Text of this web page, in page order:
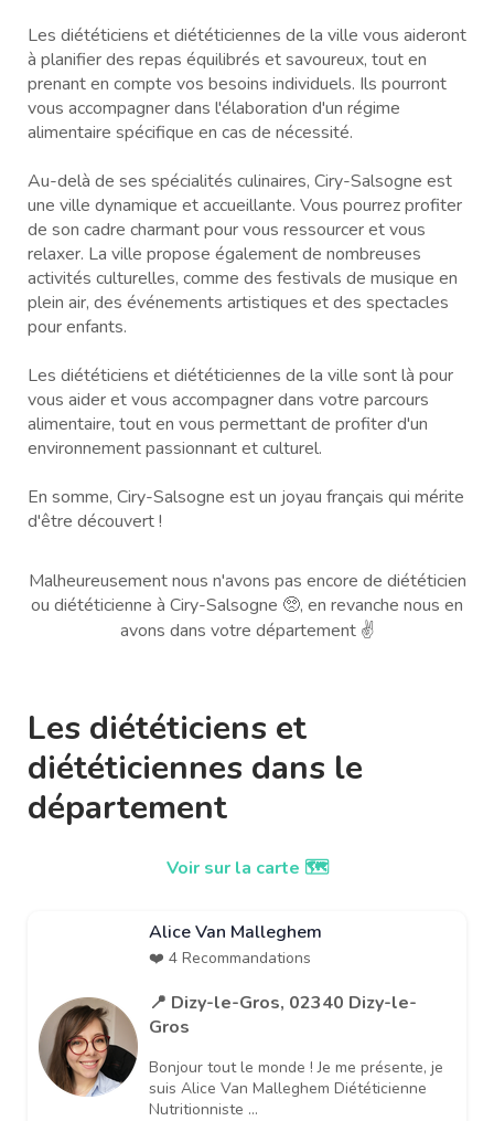
Les diététiciens et diététiciennes de la ville vous aideront
à planifier des repas équilibrés et savoureux, tout en
prenant en compte vos besoins individuels. Ils pourront
vous accompagner dans l'élaboration d'un régime
alimentaire spécifique en cas de nécessité.
Au-delà de ses spécialités culinaires, Ciry-Salsogne est
une ville dynamique et accueillante. Vous pourrez profiter
de son cadre charmant pour vous ressourcer et vous
relaxer. La ville propose également de nombreuses
activités culturelles, comme des festivals de musique en
plein air, des événements artistiques et des spectacles
pour enfants.
Les diététiciens et diététiciennes de la ville sont là pour
vous aider et vous accompagner dans votre parcours
alimentaire, tout en vous permettant de profiter d'un
environnement passionnant et culturel.
En somme, Ciry-Salsogne est un joyau français qui mérite
d'être découvert !
Malheureusement nous n'avons pas encore de diététicien
ou diététicienne à Ciry-Salsogne 🥺, en revanche nous en
avons dans votre département ✌️
Les diététiciens et
diététiciennes dans le
département
Voir sur la carte 🗺️
Alice Van Malleghem
❤️ 4 Recommandations
📍 Dizy-le-Gros, 02340 Dizy-le-
Gros
Bonjour tout le monde ! Je me présente, je
suis Alice Van Malleghem Diététicienne
Nutritionniste ...